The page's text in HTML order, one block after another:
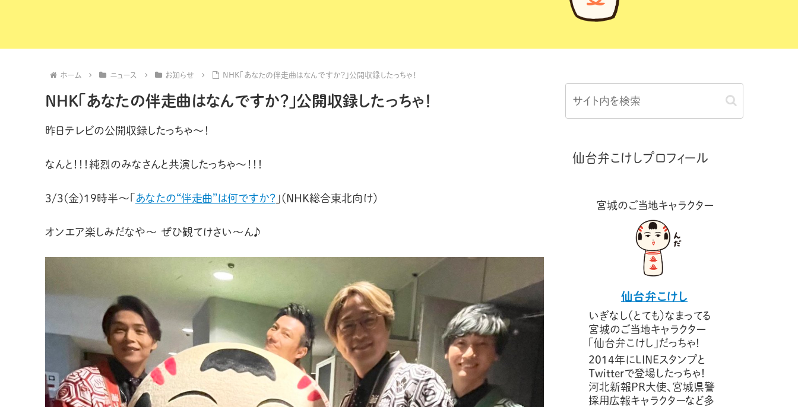
ホーム ニュース お知らせ NHK「あなたの伴走曲はなんですか？」公開収録したっちゃ！
NHK「あなたの伴走曲はなんですか？」公開収録したっちゃ！
昨日テレビの公開収録したっちゃ〜！
なんと！！！純烈のみなさんと共演したっちゃ〜！！！
3/3(金)19時半〜「 あなたの“伴走曲”は何ですか？ 」（NHK総合東北向け）
オンエア楽しみだなや〜 ぜひ観てけさい〜ん♪
仙台弁こけしプロフィール
宮城のご当地キャラクター
仙台弁こけし
いぎなし（とても）なまってる
宮城のご当地キャラクター
「仙台弁こけし」だっちゃ！
2014年にLINEスタンプと
Twitterで登場したっちゃ！
河北新報PR大使、宮城県警
採用広報キャラクターなど多